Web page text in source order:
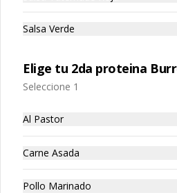
Cheddar
ml
Salsa Verde
Elige tu 2da proteina
Seleccione 1
Al Pastor
Carne Asada
Pollo Marinado